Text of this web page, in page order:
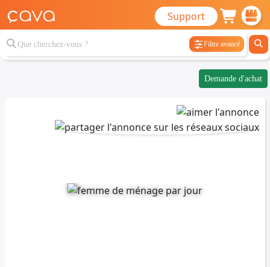
Support
Filtre avancé
Demande d'achat